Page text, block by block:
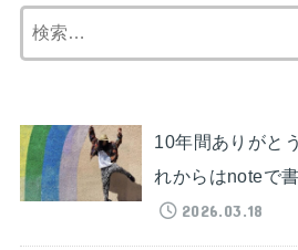
索:
10年間ありがと
れからはnoteで
2026.03.18